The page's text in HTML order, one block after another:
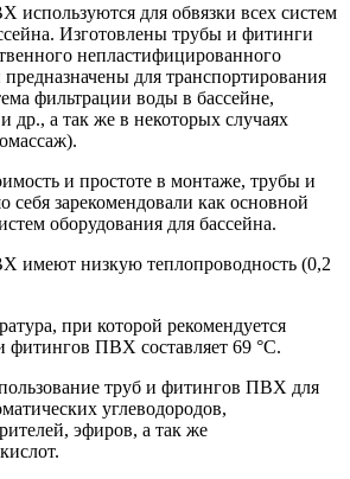
для обвязки всех систем
Изготовлены трубы и фитинги
непластифицированного
для транспортирования
фильтрации воды в бассейне,
др., а так же в некоторых случаях
и простоте в монтаже, трубы и
зарекомендовали как основной
оборудования для бассейна.
имеют низкую теплопроводность (0,2
при которой рекомендуется
фитингов ПВХ составляет 69 °С.
труб и фитингов ПВХ для
углеводородов,
эфиров, а так же